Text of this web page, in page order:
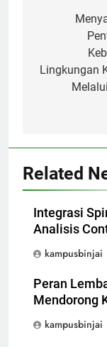
Lingkungan
Related
Integrasi
Analisis
kampusbinjai
Peran
Mendorong
kampusbinjai